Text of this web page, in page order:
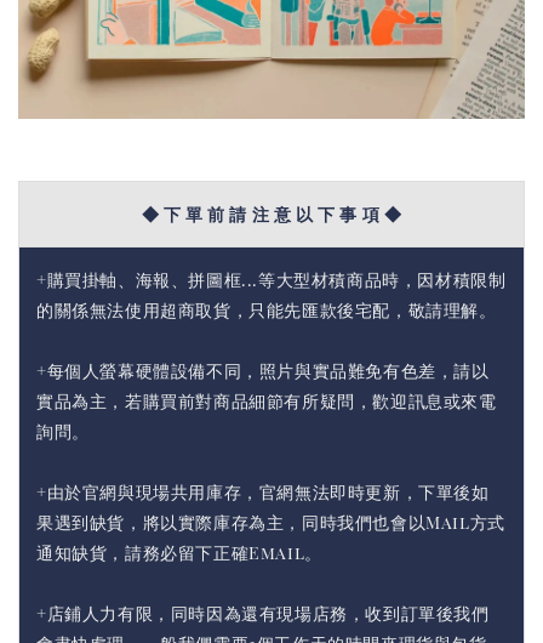
◆ 下 單 前 請 注 意 以 下 事 項 ◆
+購買掛軸、海報、拼圖框...等大型材積商品時，因材積限制
的關係無法使用超商取貨，只能先匯款後宅配，敬請理解。
+每個人螢幕硬體設備不同，照片與實品難免有色差，請以
實品為主，若購買前對商品細節有所疑問，歡迎訊息或來電
詢問。
+由於官網與現場共用庫存，官網無法即時更新，下單後如
果遇到缺貨，將以實際庫存為主，同時我們也會以Mail方式
通知缺貨，請務必留下正確Email。
+店鋪人力有限，同時因為還有現場店務，收到訂單後我們